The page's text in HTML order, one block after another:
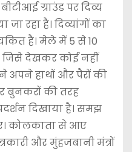
ग्राउंड पर दिव्य
रहा है। दिव्यांगों का
है। मेले में 5 से 10
जिसे देखकर कोई नहीं
अपने हाथों और पैरों की
बुनकरों की तरह
दिखाया है। समझ
कोलकाता से आए
और मुंहजबानी मंत्रों